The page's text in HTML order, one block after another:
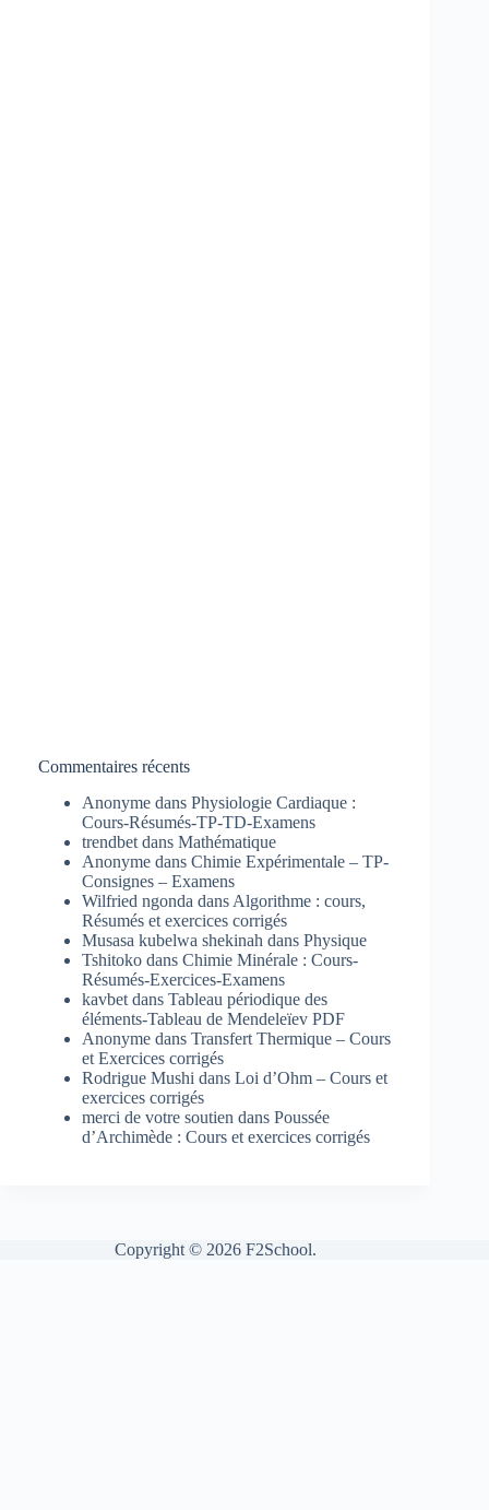
Commentaires récents
Anonyme dans Physiologie Cardiaque :
Cours-Résumés-TP-TD-Examens
trendbet dans Mathématique
Anonyme dans Chimie Expérimentale – TP-
Consignes – Examens
Wilfried ngonda dans Algorithme : cours,
Résumés et exercices corrigés
Musasa kubelwa shekinah dans Physique
Tshitoko dans Chimie Minérale : Cours-
Résumés-Exercices-Examens
kavbet dans Tableau périodique des
éléments-Tableau de Mendeleïev PDF
Anonyme dans Transfert Thermique – Cours
et Exercices corrigés
Rodrigue Mushi dans Loi d’Ohm – Cours et
exercices corrigés
merci de votre soutien dans Poussée
d’Archimède : Cours et exercices corrigés
Copyright © 2026 F2School.